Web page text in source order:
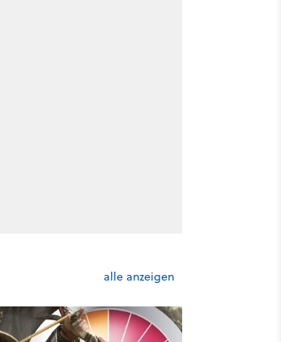
alle anzeigen